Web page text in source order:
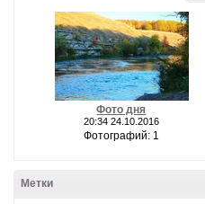
Фото дня
20:34 24.10.2016
Фотографий: 1
Метки